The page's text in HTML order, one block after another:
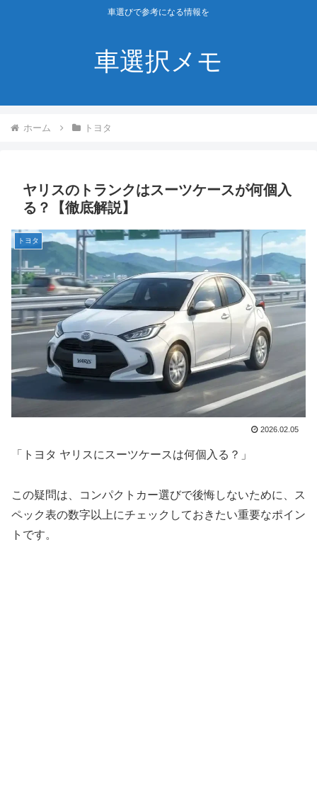
車選びで参考になる情報を
車選択メモ
ホーム トヨタ
ヤリスのトランクはスーツケースが何個入
る？【徹底解説】
トヨタ
2026.02.05
「トヨタ ヤリスにスーツケースは何個入る？」
この疑問は、コンパクトカー選びで後悔しないために、ス
ペック表の数字以上にチェックしておきたい重要なポイン
トです。